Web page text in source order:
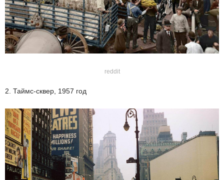
reddit
2. Таймс-сквер, 1957 год